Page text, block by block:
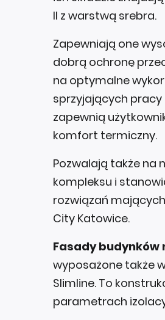
II z warstwą srebra.
Zapewniają one
dobrą ochronę
na optymalne
sprzyjających pracy
zapewnią
komfort termiczny.
Pozwalają także na
kompleksu i
rozwiązań
City Katowice.
Fasady budynków
wyposażone także
Slimline. To
parametrach